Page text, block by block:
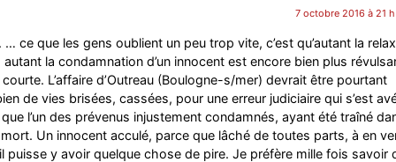
7 octobre 2016 à 21
ce que les gens oublient un peu trop vite, c’est qu’autant la
la condamnation d’un innocent est encore bien plus
L’affaire d’Outreau (Boulogne-s/mer) devrait être pourtant
de vies brisées, cassées, pour une erreur judiciaire qui s’est
l’un des prévenus injustement condamnés, ayant été traîné
Un innocent acculé, parce que lâché de toutes parts, à en
puisse y avoir quelque chose de pire. Je préfère mille fois savoir